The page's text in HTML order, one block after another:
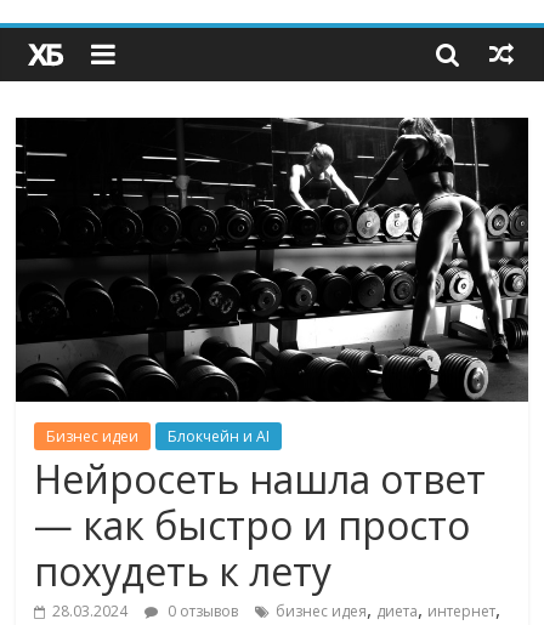
Секрет супергидратации: почему кокосовая вода с
пребиотиками становится главным трендом
здорового питания
Бизнес идеи Блокчейн и AI
Нейросеть нашла ответ
— как быстро и просто
похудеть к лету
28.03.2024 0 отзывов бизнес идея, диета, интернет,